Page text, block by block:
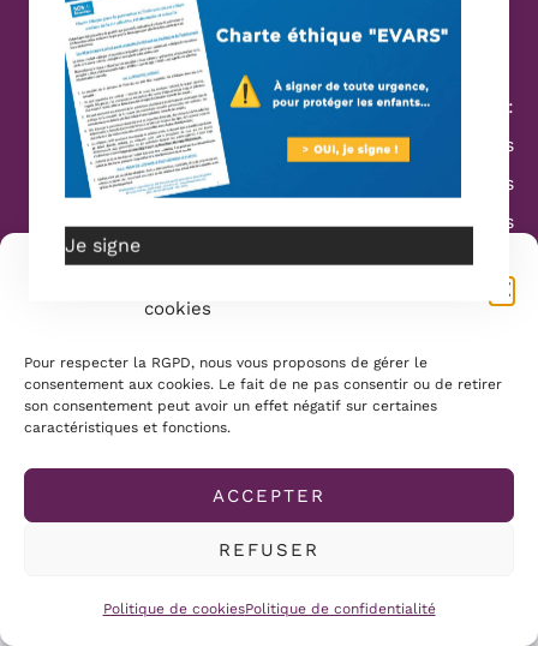
Gérer le consentement aux
cookies
Pour respecter la RGPD, nous vous proposons de gérer le
consentement aux cookies. Le fait de ne pas consentir ou de retirer
son consentement peut avoir un effet négatif sur certaines
caractéristiques et fonctions.
ACCEPTER
REFUSER
Politique de cookiesPolitique de confidentialité
Website Création :
Copyright © 2026 Mamans Louves
Mentions :
Conditions générales
Politique de cookies
Mentions légales
Je signe